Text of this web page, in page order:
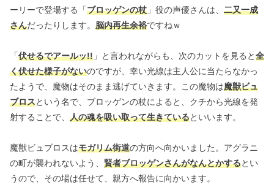
ーリーで登場する「ブロッゲンの杖 」役の声優さんは、 二又一成
さんだったりします。 脳内再生余裕ですねｗ
「伏せるでアールッ!! 」と言われながらも、次のカットを見ると全
く伏せた様子がないのですが、幸い光線は主人公に当たらなかっ
たようで、魔物はそのまま逃げていきます。この魔物は魔獣ビュ
ブロスという名で、ブロッゲンの杖によると、クチから光線を発
射することで、 人の魂を吸い取って生きているといいます。
魔獣ビュブロスはモガリム街道の方向へ向かいました。アグラニ
の町が襲われないよう、 賢者ブロッゲンさんがなんとかするとい
うので、その場は任せて、親方へ報告に向かいます。